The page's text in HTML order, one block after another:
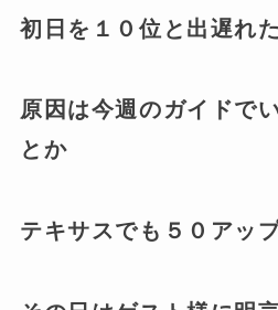
初日を１０位と出遅れ
原因は今週のガイドで
とか
テキサスでも５０アッ